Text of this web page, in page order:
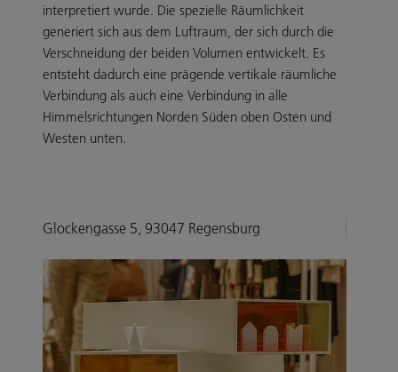
interpretiert wurde. Die spezielle Räumlichkeit
generiert sich aus dem Luftraum, der sich durch die
Verschneidung der beiden Volumen entwickelt. Es
entsteht dadurch eine prägende vertikale räumliche
Verbindung als auch eine Verbindung in alle
Himmelsrichtungen Norden Süden oben Osten und
Westen unten.
Glockengasse 5, 93047 Regensburg